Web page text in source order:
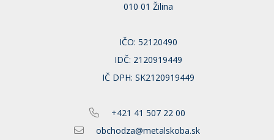
010 01 Žilina
IČO: 52120490
IDČ: 2120919449
IČ DPH: SK2120919449
+421 41 507 22 00
obchodza@metalskoba.sk